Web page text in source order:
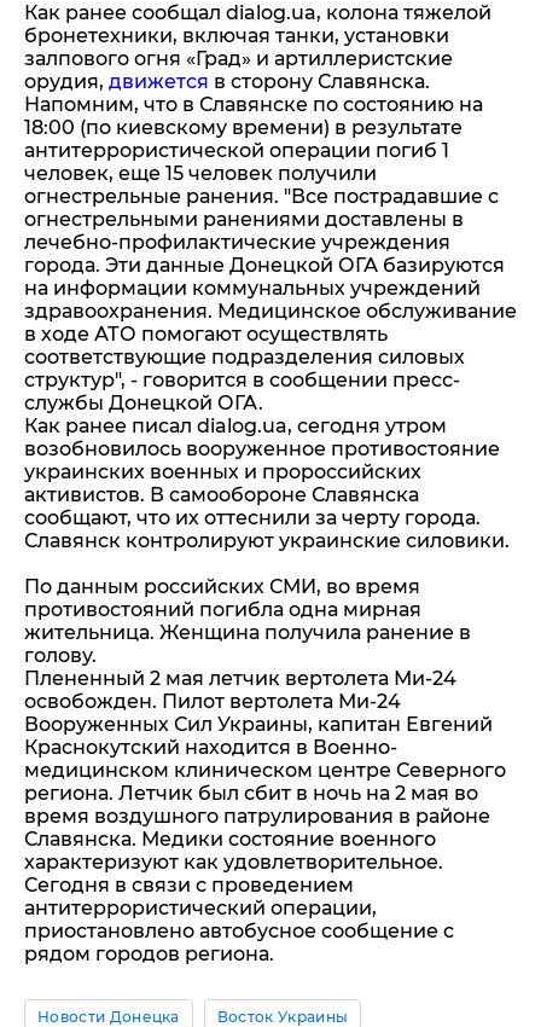
Как ранее сообщал dialog.ua, колона тяжелой
бронетехники, включая танки, установки
залпового огня «Град» и артиллеристские
орудия, движется в сторону Славянска.
Напомним, что в Славянске по состоянию на
18:00 (по киевскому времени) в результате
антитеррористической операции погиб 1
человек, еще 15 человек получили
огнестрельные ранения. "Все пострадавшие с
огнестрельными ранениями доставлены в
лечебно-профилактические учреждения
города. Эти данные Донецкой ОГА базируются
на информации коммунальных учреждений
здравоохранения. Медицинское обслуживание
в ходе АТО помогают осуществлять
соответствующие подразделения силовых
структур", - говорится в сообщении пресс-
службы Донецкой ОГА.
Как ранее писал dialog.ua, сегодня утром
возобновилось вооруженное противостояние
украинских военных и пророссийских
активистов. В самообороне Славянска
сообщают, что их оттеснили за черту города.
Славянск контролируют украинские силовики.
По данным российских СМИ, во время
противостояний погибла одна мирная
жительница. Женщина получила ранение в
голову.
Плененный 2 мая летчик вертолета Ми-24
освобожден. Пилот вертолета Ми-24
Вооруженных Сил Украины, капитан Евгений
Краснокутский находится в Военно-
медицинском клиническом центре Северного
региона. Летчик был сбит в ночь на 2 мая во
время воздушного патрулирования в районе
Славянска. Медики состояние военного
характеризуют как удовлетворительное.
Сегодня в связи с проведением
антитеррористический операции,
приостановлено автобусное сообщение с
рядом городов региона.
Новости Донецка Восток Украины